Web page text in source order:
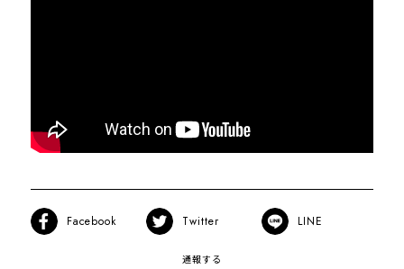
Facebook Twitter LINE
通報する